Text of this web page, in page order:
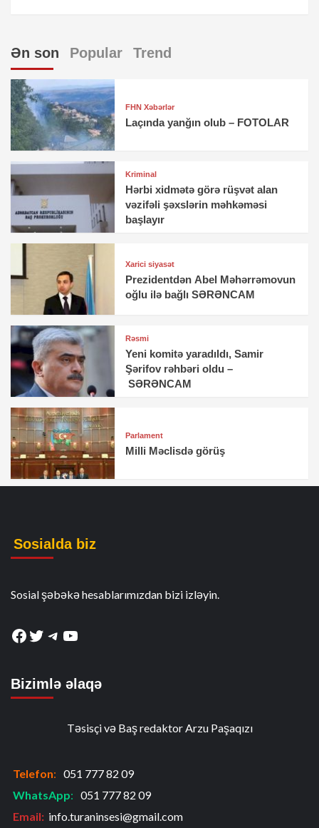
Ən son Popular Trend
FHN Xəbərlər
Laçında yanğın olub – FOTOLAR
Kriminal
Hərbi xidmətə görə rüşvət alan
vəzifəli şəxslərin məhkəməsi
başlayır
Xarici siyasət
Prezidentdən Abel Məhərrəmovun
oğlu ilə bağlı SƏRƏNCAM
Rəsmi
Yeni komitə yaradıldı, Samir
Şərifov rəhbəri oldu –
SƏRƏNCAM
Parlament
Milli Məclisdə görüş
Sosialda biz
Sosial şəbəkə hesablarımızdan bizi izləyin.
Facebook
Twitter
Telegram
YouTube
Bizimlə əlaqə
Təsisçi və Baş redaktor Arzu Paşaqızı
Telefon: 051 777 82 09
WhatsApp: 051 777 82 09
Email: info.turaninsesi@gmail.com